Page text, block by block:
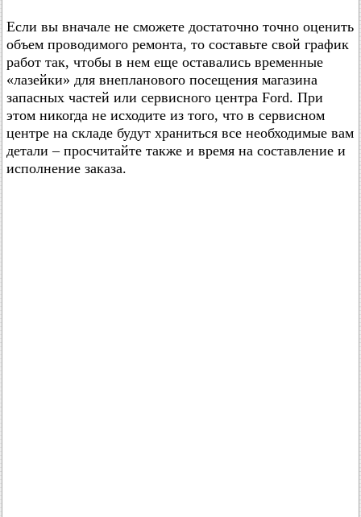
Если вы вначале не сможете достаточно точно оценить
объем проводимого ремонта, то составьте свой график
работ так, чтобы в нем еще оставались временные
«лазейки» для внепланового посещения магазина
запасных частей или сервисного центра Ford. При
этом никогда не исходите из того, что в сервисном
центре на складе будут храниться все необходимые вам
детали – просчитайте также и время на составление и
исполнение заказа.